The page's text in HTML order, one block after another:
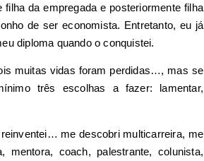
da empregada e posteriormente filha
de ser economista. Entretanto, eu já
diploma quando o conquistei.
muitas vidas foram perdidas…, mas se
três escolhas a fazer: lamentar,
me descobri multicarreira, me
mentora, coach, palestrante, colunista,